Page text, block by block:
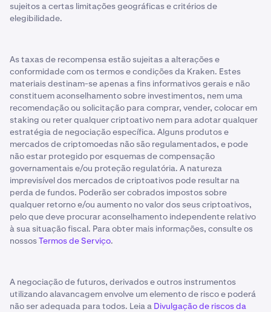
sujeitos a certas limitações geográficas e critérios de
elegibilidade.
As taxas de recompensa estão sujeitas a alterações e
conformidade com os termos e condições da Kraken. Estes
materiais destinam-se apenas a fins informativos gerais e não
constituem aconselhamento sobre investimentos, nem uma
recomendação ou solicitação para comprar, vender, colocar em
staking ou reter qualquer criptoativo nem para adotar qualquer
estratégia de negociação específica. Alguns produtos e
mercados de criptomoedas não são regulamentados, e pode
não estar protegido por esquemas de compensação
governamentais e/ou proteção regulatória. A natureza
imprevisível dos mercados de criptoativos pode resultar na
perda de fundos. Poderão ser cobrados impostos sobre
qualquer retorno e/ou aumento no valor dos seus criptoativos,
pelo que deve procurar aconselhamento independente relativo
à sua situação fiscal. Para obter mais informações, consulte os
nossosTermos de Serviço.
A negociação de futuros, derivados e outros instrumentos
utilizando alavancagem envolve um elemento de risco e poderá
não ser adequada para todos. Leia a Divulgação de riscos da